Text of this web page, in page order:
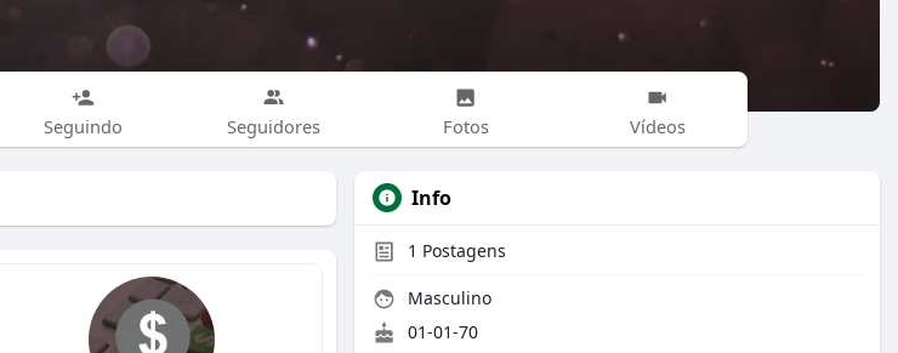
Seguindo Seguidores Fotos Vídeos
Info
1 Postagens
Masculino
01-01-70